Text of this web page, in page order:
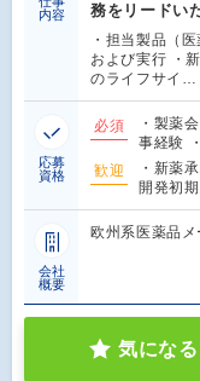
内容
務をリードい
・担当製品（
および実行 ・
のライフサイ…
応募
資格
必須
・製薬
事経験
歓迎
・新薬
開発初
会社
概要
欧州系医薬品メ
気になる